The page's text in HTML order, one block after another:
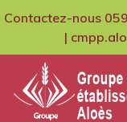
Contactez-nous
|
GCMPIH